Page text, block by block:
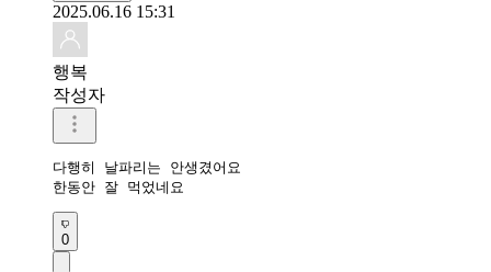
2025.06.16 15:31
행복
작성자
다행히 날파리는 안생겼어요
한동안 잘 먹었네요
0